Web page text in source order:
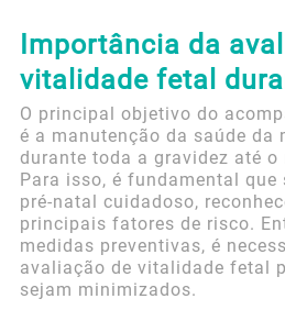
Importância da
vitalidade fetal
O principal objetivo do
é a manutenção da saúde da
durante toda a gravidez até
Para isso, é fundamental que
pré-natal cuidadoso,
principais fatores de risco.
medidas preventivas, é
avaliação de vitalidade fetal
sejam minimizados.